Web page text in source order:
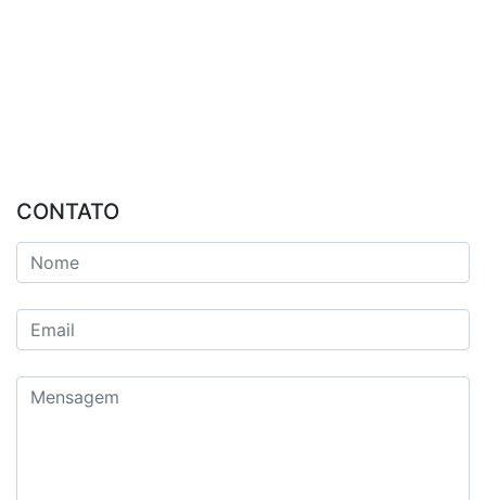
CONTATO